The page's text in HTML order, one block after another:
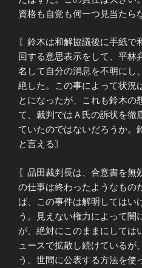
資格も自覚も何一つ見当たら
〖鈴木は和解協議後に手紙で
回する意思表示をして、平林
名して自分の消息を不明にし
絶した。この事によって状況
とになったが、これも鈴木の
て、裁判ではＡ氏の訴状を徹
ていたのではないだろうか。
と言える〗
〖品田裁判長は、合意書を無
の仕事は終わったようなもの
ば、この事件は解明してはい
う。見えない権力によって闇
が、絶対にこのままにしては
ュースで拡散し続けているが
う。世間に公表する方法を使